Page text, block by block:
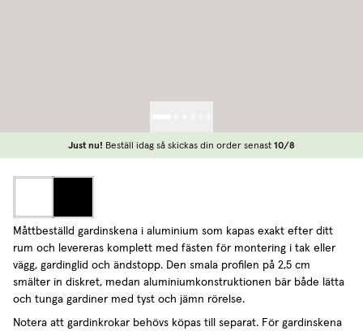
Just nu! Beställ idag så skickas din order senast 10/8
Måttbeställd gardinskena i aluminium som kapas exakt efter ditt
rum och levereras komplett med fästen för montering i tak eller
vägg, gardinglid och ändstopp. Den smala profilen på 2,5 cm
smälter in diskret, medan aluminiumkonstruktionen bär både lätta
och tunga gardiner med tyst och jämn rörelse.
Notera att gardinkrokar behövs köpas till separat. För gardinskena